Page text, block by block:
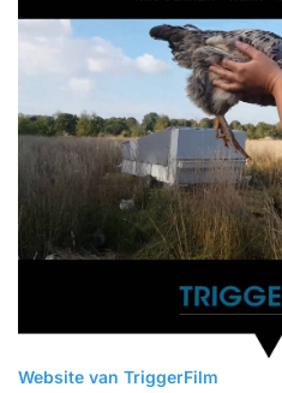
Website van TriggerFilm